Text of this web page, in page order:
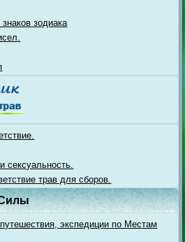
зодиака
сексуальность.
трав для сборов.
экспедиции по Местам